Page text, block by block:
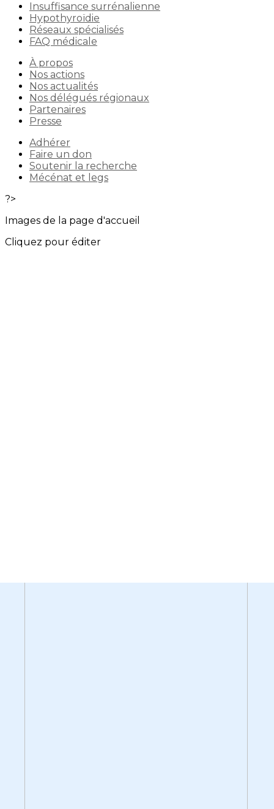
Insuffisance surrénalienne
Hypothyroïdie
Réseaux spécialisés
FAQ médicale
À propos
Nos actions
Nos actualités
Nos délégués régionaux
Partenaires
Presse
Adhérer
Faire un don
Soutenir la recherche
Mécénat et legs
?>
Images de la page d'accueil
Cliquez pour éditer